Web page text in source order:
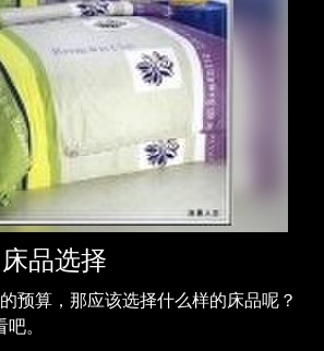
品选择
预算，那应该选择什么样的床品呢？
。